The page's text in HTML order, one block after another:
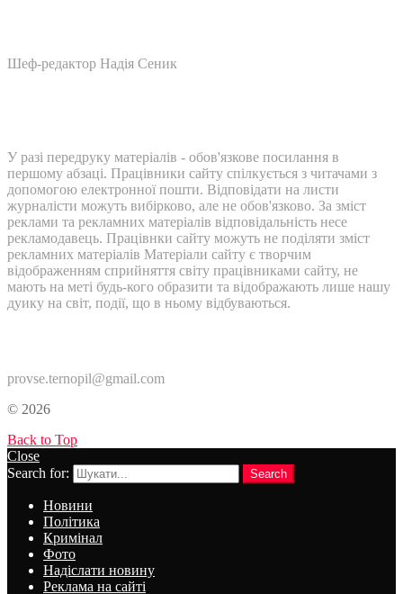
Шеф-редактор Надія Сеник
У разі передруку матеріалів - обов'язкове посилання в
першому абзаці. Працівники сайту спілкується з читачами з
допомогою електронної пошти. Відповідати на листи
журналісти можуть вибірково, але не обов'язково. За зміст
реклами та рекламних матеріалів відповідальність несе
рекламодавець. Працівнки сайту можуть не поділяти зміст
рекламних матеріалів Матеріали сайту є творчим
відображенням сприйняття світу працівниками сайту, не
мають на меті будь-кого образити та відображають лише нашу
дуику на світ, події, що в ньому відбуваються.
provse.ternopil@gmail.com
© 2026
Back to Top
Close
Search for:
Search
Новини
Політика
Кримінал
Фото
Надіслати новину
Реклама на сайті